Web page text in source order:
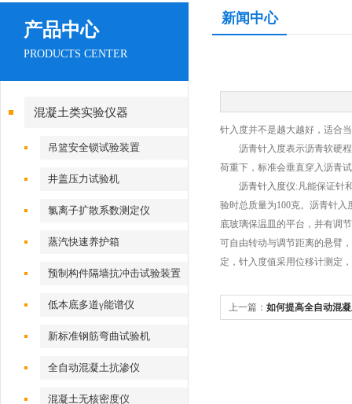
新闻中心
针入度并不是越大越好，适合
沥青针入度表示沥青软硬程
荷重下，标准会垂直穿入沥青
沥青针入度仪:凡能保证针
验时总质量为100克。沥青针
底玻璃保温皿的平台，并有调
可自由转动与调节距离的悬臂
定，针入度值采用位移计测定
上一篇： 如何提高全自动混
产品中心
PRODUCTS CENTER
混凝土类实验仪器
吊篮安全锁试验装置
井盖压力试验机
氯离子扩散系数测定仪
蒸汽快速养护箱
预制构件隔墙抗冲击试验装置
低本底多道γ能谱仪
新标准钢筋弯曲试验机
全自动混凝土抗渗仪
混凝土无核密度仪